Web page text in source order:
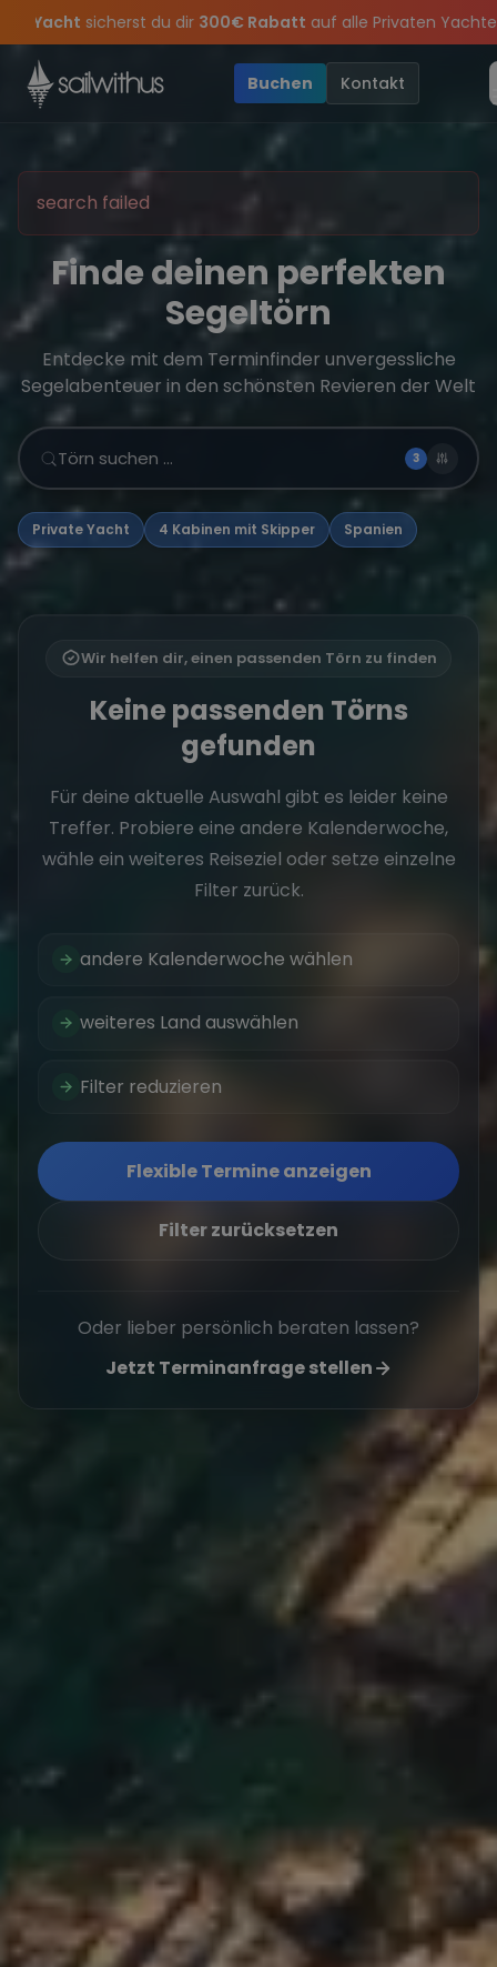
Skip to content
Sichere Dir jetztDein Meilenbuch und Deine sailwithus-
keineTörn-Updates, Insider-Tippsund exklusive
Closing Party 2026!Die Saison war legendär – wir feiern
Buchen
Kontakt
search failed
Finde deinen perfekten
Segeltörn
Entdecke mit dem Terminfinder unvergessliche
Segelabenteuer in den schönsten Revieren der Welt
Törn suchen … 3
Private Yacht 4 Kabinen mit Skipper Spanien
Wir helfen dir, einen passenden Törn zu finden
Keine passenden Törns
gefunden
Für deine aktuelle Auswahl gibt es leider keine
Treffer. Probiere eine andere Kalenderwoche,
wähle ein weiteres Reiseziel oder setze einzelne
Filter zurück.
andere Kalenderwoche wählen
weiteres Land auswählen
Filter reduzieren
Flexible Termine anzeigen
Filter zurücksetzen
Oder lieber persönlich beraten lassen?
Jetzt Terminanfrage stellen